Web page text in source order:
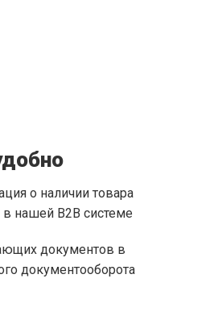
о наличии товара
нашей B2B системе
документов в
документооборота